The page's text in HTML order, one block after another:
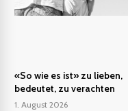
«So wie es ist» zu lieben,
bedeutet, zu verachten
1. August 2026